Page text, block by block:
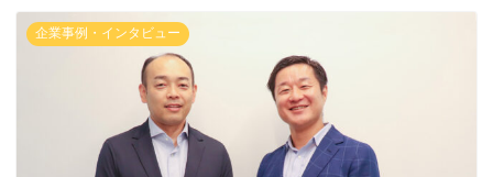
企業事例・インタビュー